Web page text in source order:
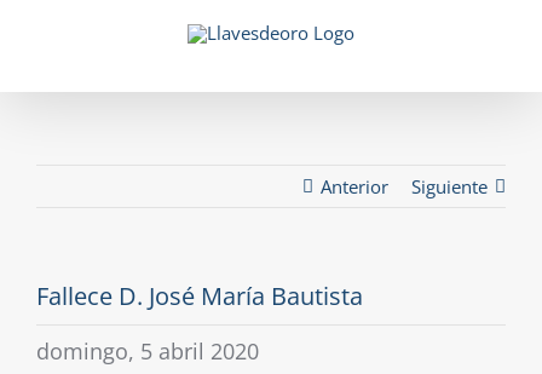
Anterior Siguiente
Fallece D. José María Bautista
domingo, 5 abril 2020